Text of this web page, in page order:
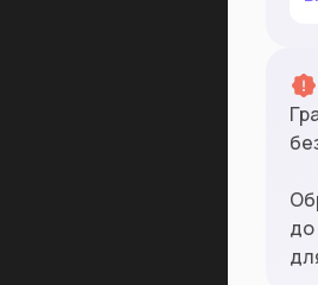
до